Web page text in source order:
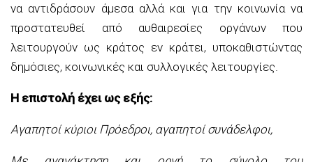
να αντιδράσουν άμεσα αλλά και για την κοινωνία να
προστατευθεί από αυθαιρεσίες οργάνων που
λειτουργούν ως κράτος εν κράτει, υποκαθιστώντας
δημόσιες, κοινωνικές και συλλογικές λειτουργίες.
Η επιστολή έχει ως εξής:
Αγαπητοί κύριοι Πρόεδροι, αγαπητοί συνάδελφοι,